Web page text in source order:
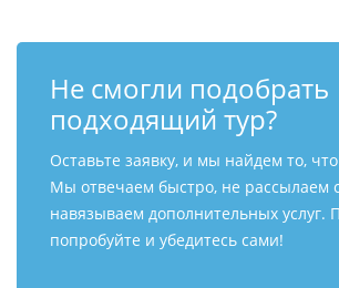
Не смогли подобрать
подходящий тур?
Оставьте заявку, и мы найдем то,
Мы отвечаем быстро, не рассылаем
навязываем дополнительных услуг.
попробуйте и убедитесь сами!